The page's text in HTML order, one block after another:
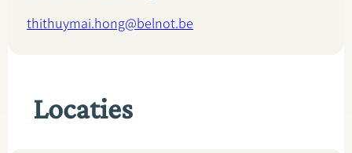
thithuymai.hong@belnot.be
Locaties